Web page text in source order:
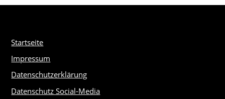
Startseite
Impressum
Datenschutzerklärung
Datenschutz Social-Media